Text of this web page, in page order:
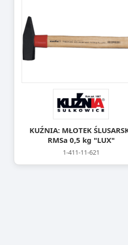
KUŹNIA: MŁOTEK
RMSa 0,5 kg "LUX"
1-411-11-621